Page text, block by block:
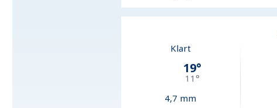
Klart
19°
11 °
4,7 mm